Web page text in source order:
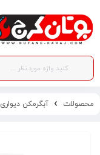
محصولات آبگرمکن دیواری